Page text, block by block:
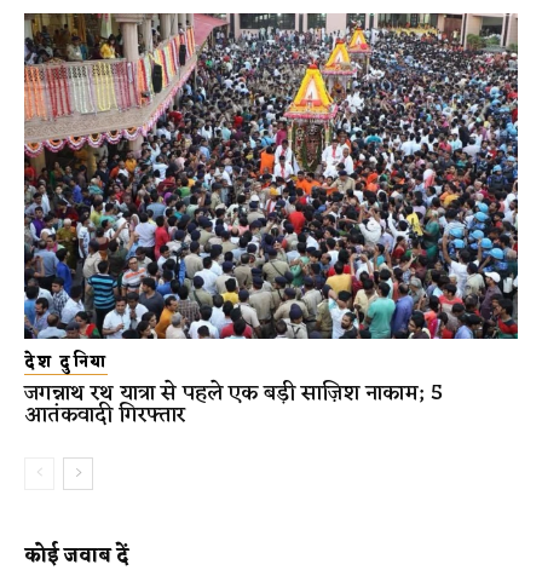
देश दुनिया
जगन्नाथ रथ यात्रा से पहले एक बड़ी साज़िश नाकाम; 5
आतंकवादी गिरफ्तार
कोई जवाब दें